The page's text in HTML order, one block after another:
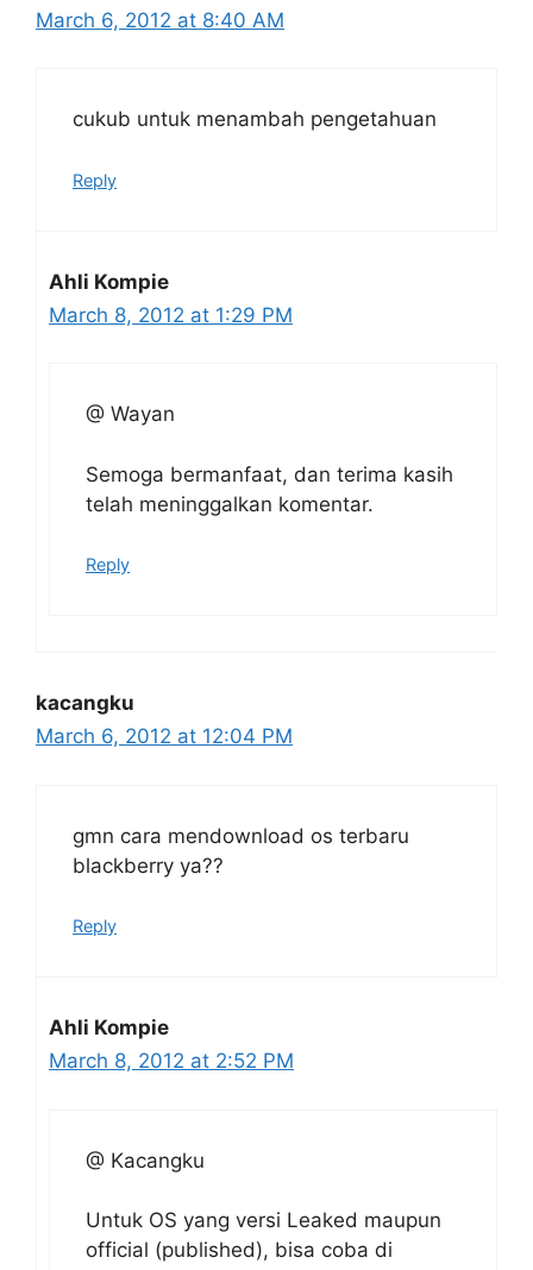
March 6, 2012 at 8:40 AM
cukub untuk menambah pengetahuan
Reply
Ahli Kompie
March 8, 2012 at 1:29 PM
@ Wayan
Semoga bermanfaat, dan terima kasih
telah meninggalkan komentar.
Reply
kacangku
March 6, 2012 at 12:04 PM
gmn cara mendownload os terbaru
blackberry ya??
Reply
Ahli Kompie
March 8, 2012 at 2:52 PM
@ Kacangku
Untuk OS yang versi Leaked maupun
official (published), bisa coba di